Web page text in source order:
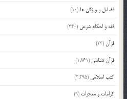
فضایل و ویژگی ها (10)
فقه و احکام شرعی (340)
قرآن(23)
قرآن شناسی (1,861)
کتب اسلامی (2,295)
کرامات و معجزات (9)